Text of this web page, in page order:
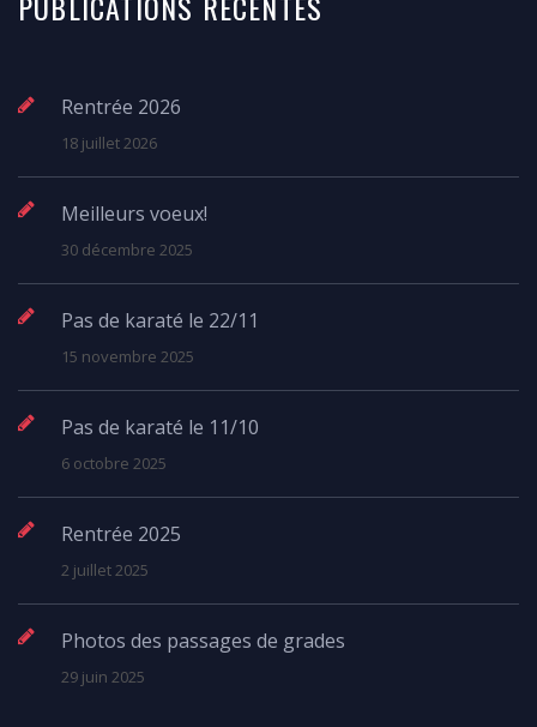
Rentrée 2026
18 juillet 2026
Meilleurs voeux!
30 décembre 2025
Pas de karaté le 22/11
15 novembre 2025
Pas de karaté le 11/10
6 octobre 2025
Rentrée 2025
2 juillet 2025
Photos des passages de grades
29 juin 2025